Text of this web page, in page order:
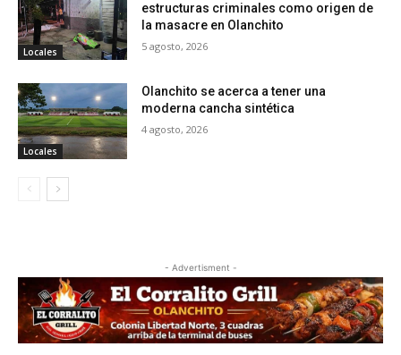
Locales
estructuras criminales como origen de
la masacre en Olanchito
5 agosto, 2026
Locales
Olanchito se acerca a tener una
moderna cancha sintética
4 agosto, 2026
- Advertisment -